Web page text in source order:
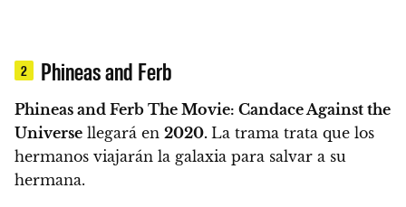
2 Phineas and Ferb
Phineas and Ferb The Movie: Candace Against the
Universe llegará en 2020. La trama trata que los
hermanos viajarán la galaxia para salvar a su
hermana.